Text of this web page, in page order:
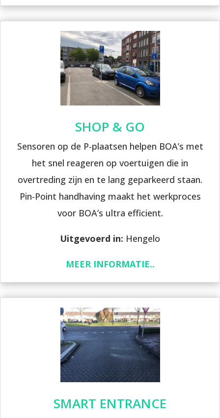
SHOP & GO
Sensoren op de P-plaatsen helpen BOA’s met
het snel reageren op voertuigen die in
overtreding zijn en te lang geparkeerd staan.
Pin-Point handhaving maakt het werkproces
voor BOA’s ultra efficient.
Uitgevoerd in: Hengelo
MEER INFORMATIE..
SMART ENTRANCE